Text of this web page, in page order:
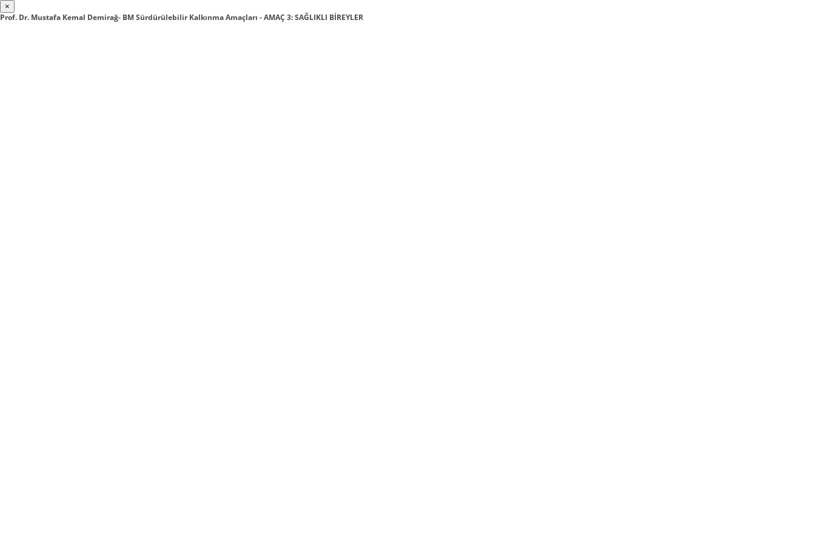
×
Prof. Dr. Mustafa Kemal Demirağ- BM Sürdürülebilir Kalkınma Amaçları - AMAÇ 3: SAĞLIKLI BİREYLER